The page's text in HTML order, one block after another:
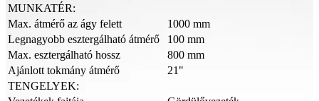
MUNKATÉR:
Max. átmérő az ágy felett
1000 mm
Legnagyobb esztergálható átmérő
100 mm
Max. esztergálható hossz
800 mm
Ajánlott tokmány átmérő
21"
TENGELYEK: